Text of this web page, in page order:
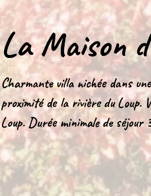
La Maison
Charmante villa nichée dans
proximité de la rivière du Loup.
Loup. Durée minimale de séjour